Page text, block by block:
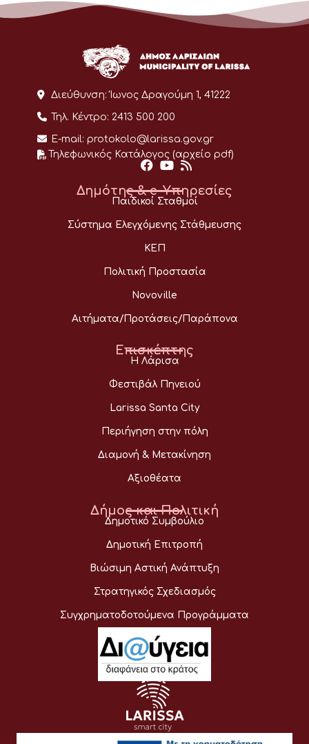
Διεύθυνση: Ίωνος Δραγούμη 1, 41222
Τηλ. Κέντρο: 2413 500 200
E-mail: protokolo@larissa.gov.gr
Τηλεφωνικός Κατάλογος (αρχείο pdf)
Δημότης & e-Υπηρεσίες
Παιδικοί Σταθμοί
Σύστημα Ελεγχόμενης Στάθμευσης
ΚΕΠ
Πολιτική Προστασία
Novoville
Αιτήματα/Προτάσεις/Παράπονα
Επισκέπτης
Η Λάρισα
Φεστιβάλ Πηνειού
Larissa Santa City
Περιήγηση στην πόλη
Διαμονή & Μετακίνηση
Αξιοθέατα
Δήμος και Πολιτική
Δημοτικό Συμβούλιο
Δημοτική Επιτροπή
Βιώσιμη Αστική Ανάπτυξη
Στρατηγικός Σχεδιασμός
Συγχρηματοδοτούμενα Προγράμματα